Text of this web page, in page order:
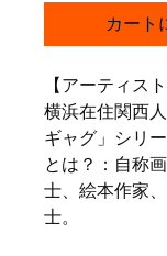
カート
【アーティス
横浜在住関西
ギャグ」シリ
とは？：自称
士、絵本作家
士。